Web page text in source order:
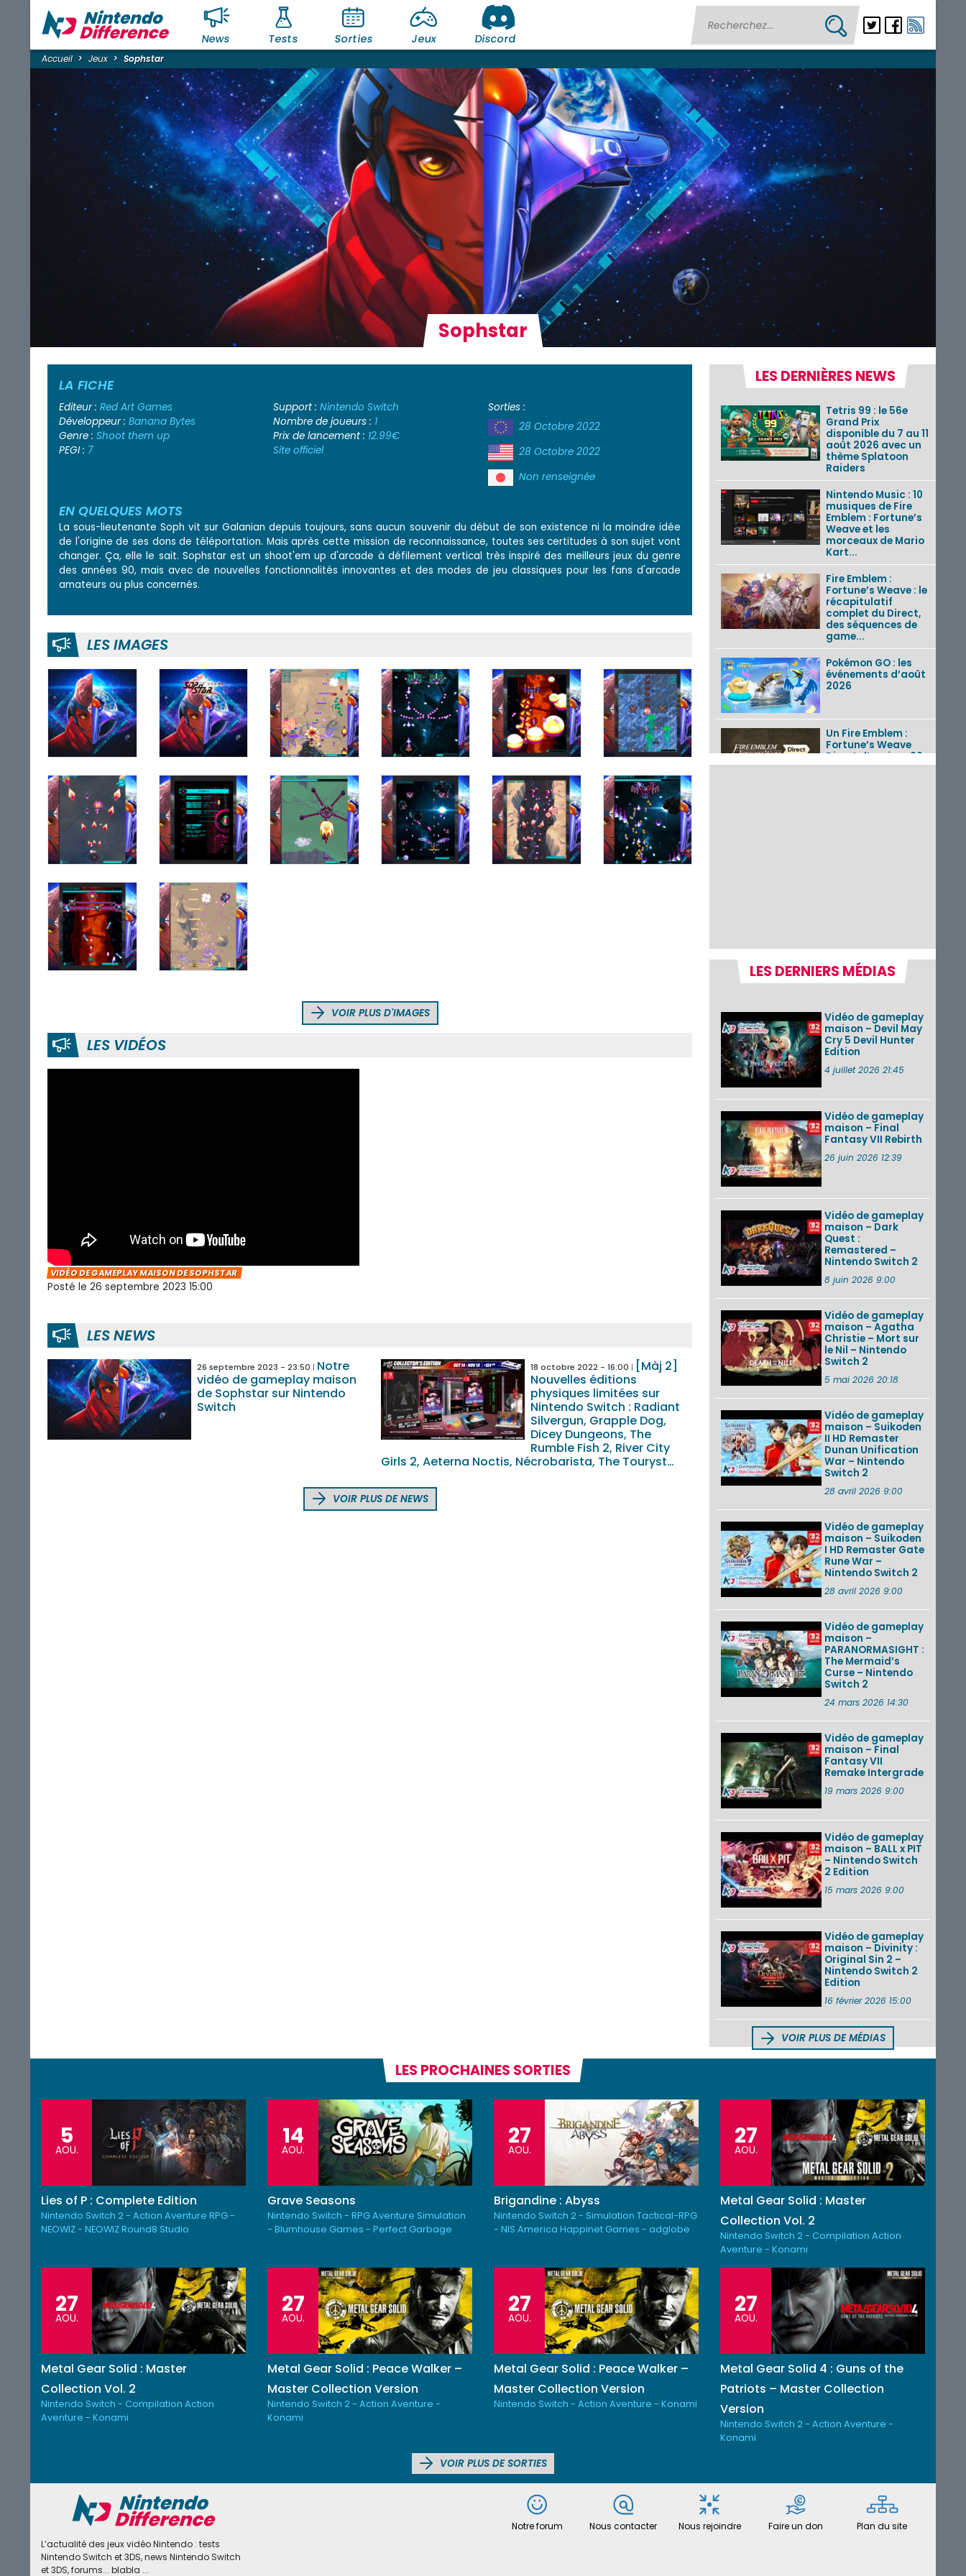
News Tests Sorties Jeux Discord
Accueil Jeux Sophstar
Sophstar
LA FICHE
Editeur : Red Art Games
Développeur : Banana Bytes
Genre : Shoot them up
PEGI : 7
Support :Nintendo Switch
Nombre de joueurs : 1
Prix de lancement : 12.99€
Site officiel
Sorties :
28 Octobre 2022
28 Octobre 2022
Non renseignée
EN QUELQUES MOTS
La sous-lieutenante Soph vit sur Galanian depuis toujours, sans aucun souvenir du début de son existence ni la moindre idée
de l'origine de ses dons de téléportation. Mais après cette mission de reconnaissance, toutes ses certitudes à son sujet vont
changer. Ça, elle le sait. Sophstar est un shoot'em up d'arcade à défilement vertical très inspiré des meilleurs jeux du genre
des années 90, mais avec de nouvelles fonctionnalités innovantes et des modes de jeu classiques pour les fans d'arcade
amateurs ou plus concernés.
LES IMAGES
VOIR PLUS D'IMAGES
LES VIDÉOS
VIDÉO DE GAMEPLAY MAISON DE SOPHSTAR
Posté le 26 septembre 2023 15:00
LES NEWS
26 septembre 2023 - 23:50
Notre
vidéo de gameplay maison
de Sophstar sur Nintendo
Switch
18 octobre 2022 - 16:00
[Màj 2]
Nouvelles éditions
physiques limitées sur
Nintendo Switch : Radiant
Silvergun, Grapple Dog,
Dicey Dungeons, The
Rumble Fish 2, River City
Girls 2, Aeterna Noctis, Nécrobarista, The Touryst…
VOIR PLUS DE NEWS
LES DERNIÈRES NEWS
Tetris 99 : le 56e
Grand Prix
disponible du 7 au 11
août 2026 avec un
thème Splatoon
Raiders
Nintendo Music : 10
musiques de Fire
Emblem : Fortune’s
Weave et les
morceaux de Mario
Kart...
Fire Emblem :
Fortune’s Weave : le
récapitulatif
complet du Direct,
des séquences de
game...
Pokémon GO : les
événements d’août
2026
Un Fire Emblem :
Fortune’s Weave
Direct d’environ 20
minutes diffusé le 4
décembre ...
Nintendo Music :
des musiques de
morceaux du mode
Balade de ...
Les éditions
physiques de Tomb
Switch 2 en version
amé...
Splatoon 3 : le
festival Summer
Nights de retour du
VOIR PLUS DE NEWS
LES DERNIERS MÉDIAS
Vidéo de gameplay
maison – Devil May
Cry 5 Devil Hunter
Edition
4 juillet 2026 21:45
Vidéo de gameplay
maison – Final
Fantasy VII Rebirth
26 juin 2026 12:39
Vidéo de gameplay
maison – Dark
Quest :
Remastered –
Nintendo Switch 2
8 juin 2026 9:00
Vidéo de gameplay
maison – Agatha
Christie – Mort sur
le Nil – Nintendo
Switch 2
5 mai 2026 20:18
Vidéo de gameplay
maison – Suikoden
II HD Remaster
Dunan Unification
War – Nintendo
Switch 2
28 avril 2026 9:00
Vidéo de gameplay
maison – Suikoden
I HD Remaster Gate
Rune War –
Nintendo Switch 2
28 avril 2026 9:00
Vidéo de gameplay
maison –
PARANORMASIGHT :
The Mermaid’s
Curse – Nintendo
Switch 2
24 mars 2026 14:30
Vidéo de gameplay
maison – Final
Fantasy VII
Remake Intergrade
19 mars 2026 9:00
Vidéo de gameplay
maison – BALL x PIT
– Nintendo Switch
2 Edition
15 mars 2026 9:00
Vidéo de gameplay
maison – Divinity :
Original Sin 2 –
Nintendo Switch 2
Edition
16 février 2026 15:00
VOIR PLUS DE MÉDIAS
LES PROCHAINES SORTIES
5
AOU.
Lies of P : Complete Edition
Nintendo Switch 2 - Action Aventure RPG -
NEOWIZ - NEOWIZ Round8 Studio
14
AOU.
Grave Seasons
Nintendo Switch - RPG Aventure Simulation
- Blumhouse Games - Perfect Garbage
27
AOU.
Brigandine : Abyss
Nintendo Switch 2 - Simulation Tactical-RPG
- NIS America Happinet Games - adglobe
27
AOU.
Metal Gear Solid : Master
Collection Vol. 2
Nintendo Switch 2 - Compilation Action
Aventure - Konami
27
AOU.
Metal Gear Solid : Master
Collection Vol. 2
Nintendo Switch - Compilation Action
Aventure - Konami
27
AOU.
Metal Gear Solid : Peace Walker –
Master Collection Version
Nintendo Switch 2 - Action Aventure -
Konami
27
AOU.
Metal Gear Solid : Peace Walker –
Master Collection Version
Nintendo Switch - Action Aventure - Konami
27
AOU.
Metal Gear Solid 4 : Guns of the
Patriots – Master Collection
Version
Nintendo Switch 2 - Action Aventure -
Konami
VOIR PLUS DE SORTIES
L’actualité des jeux vidéo Nintendo : tests
Nintendo Switch et 3DS, news Nintendo Switch
et 3DS, forums... blabla ...
Notre forum Nous contacter Nous rejoindre Faire un don Plan du site